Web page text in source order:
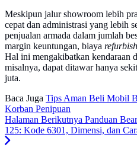
Meskipun jalur showroom lebih
cepat dan administrasi yang lebih
penjualan armada dalam jumlah
margin keuntungan, biaya refurbish
Hal ini mengakibatkan kendaraan
misalnya, dapat ditawar hanya
juta.
Baca Juga Tips Aman Beli Mobil
Korban Penipuan
Halaman Berikutnya Panduan
125: Kode 6301, Dimensi, dan